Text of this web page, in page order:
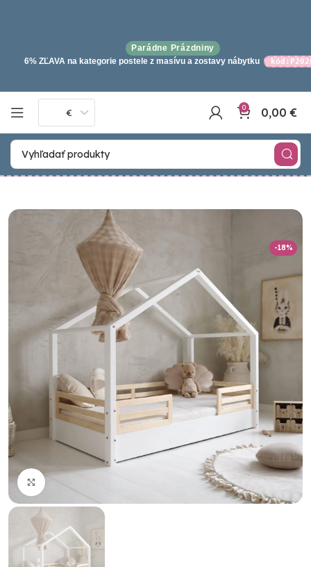
Parádne Prázdniny
6% ZĽAVA na kategorie postele z masívu a zostavy nábytku
€ 0 0,00€
-18%